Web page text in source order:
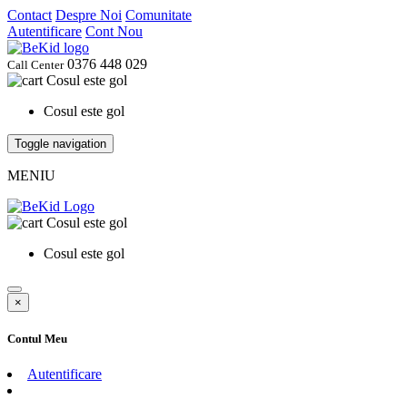
Contact Despre Noi Comunitate
Autentificare Cont Nou
Call Center0376 448 029
Cosul este gol
Cosul este gol
Toggle navigation
MENIU
Cosul este gol
Cosul este gol
×
Contul Meu
Autentificare